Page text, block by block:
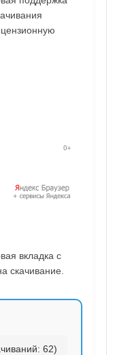
вкладка с
скачивание.
62)